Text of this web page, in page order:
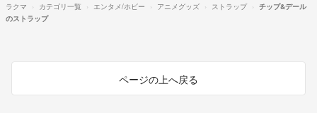
ラクマ
カテゴリ一覧 エンタメ/ホビー アニメグッズ ストラップ
チップ&デール
のストラップ
ページの上へ戻る